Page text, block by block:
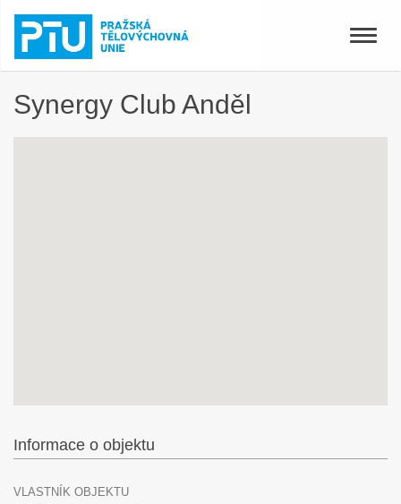
Toggle
Synergy Club Anděl
Informace o objektu
VLASTNÍK OBJEKTU